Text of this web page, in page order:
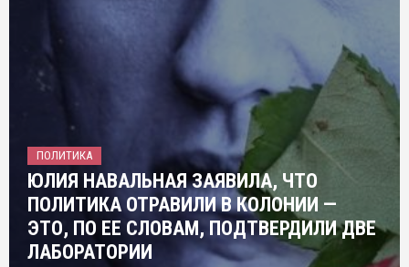
ПОЛИТИКА
ЮЛИЯ НАВАЛЬНАЯ ЗАЯВИЛА, ЧТО
ПОЛИТИКА ОТРАВИЛИ В КОЛОНИИ —
ЭТО, ПО ЕЕ СЛОВАМ, ПОДТВЕРДИЛИ ДВЕ
ЛАБОРАТОРИИ